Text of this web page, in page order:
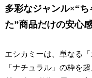
多彩なジャンル×“
た”商品だけの安心
エシカミーは、単なる「
「ナチュラル」の枠を